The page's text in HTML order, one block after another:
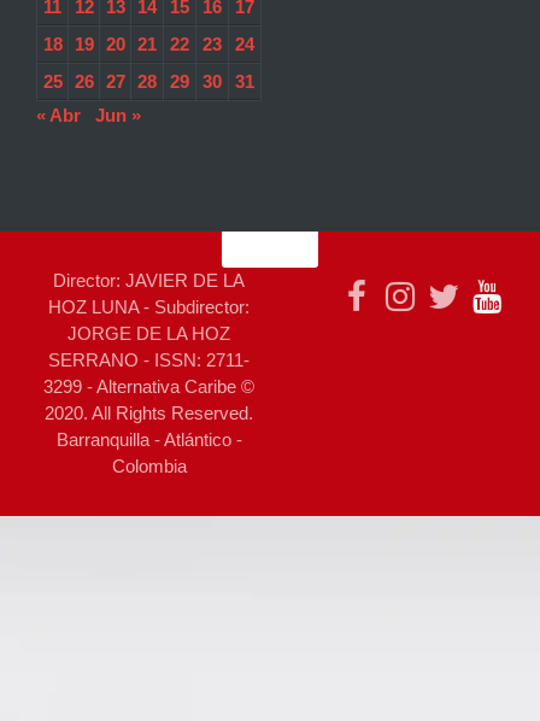
11
12 13 14 15 16
17
18
19 20 21 22 23
24
25
26 27 28 29 30
31
« Abr
Jun »
Director: JAVIER DE LA
HOZ LUNA - Subdirector:
JORGE DE LA HOZ
SERRANO - ISSN: 2711-
3299 - Alternativa Caribe ©
2020. All Rights Reserved.
Barranquilla - Atlántico -
Colombia